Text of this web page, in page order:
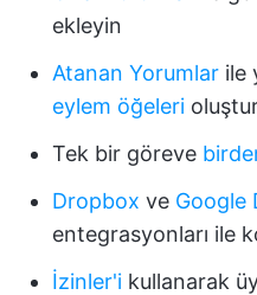
ekleyin
Atanan Yorumlar ile
eylem öğeleri
Tek bir göreve
Dropbox ve Google
entegrasyonları ile
İzinler'i kullanarak